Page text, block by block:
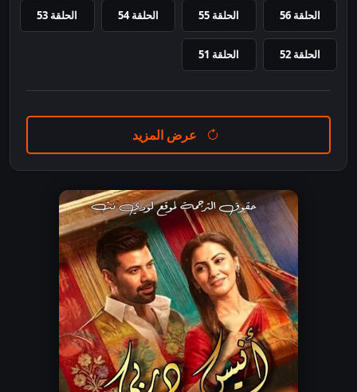
الحلقة 56 الحلقة 55 الحلقة 54 الحلقة 53
الحلقة 52 الحلقة 51
عرض المزيد